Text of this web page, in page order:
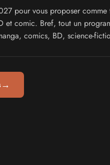
pour vous proposer comme
et comic. Bref, tout un
comics, BD, science-
→